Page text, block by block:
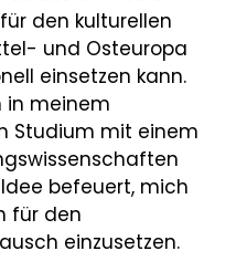
den kulturellen
und Osteuropa
einsetzen kann.
in meinem
Studium mit einem
befeuert, mich
für den
einzusetzen.